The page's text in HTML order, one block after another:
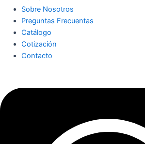
Sobre Nosotros
Preguntas Frecuentas
Catálogo
Cotización
Contacto